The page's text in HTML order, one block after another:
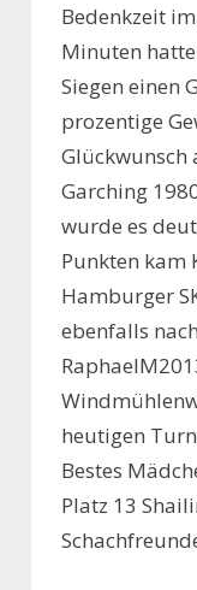
Bedenkzeit
Minuten
Siegen einen
prozentige
Glückwunsch
Garching
wurde es
Punkten kam
Hamburger
ebenfalls
heutigen
Bestes
Platz 13